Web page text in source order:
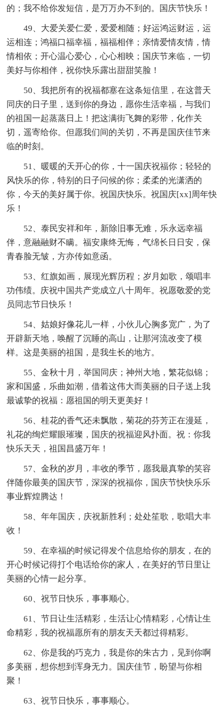
的；我不给你发短信，是万万办不到的。国庆节快乐！
49、大爱关爱仁爱，爱爱相随；好运鸿运财运，运
运相连；鸿福口福幸福，福福相伴；亲情爱情友情，情
情相依；开心温心爱心，心心相映；国庆节来临，一切
美好与你相伴，祝你快乐露出甜甜笑脸！
50、我把所有的祝福都塞在这条短信里，在这普天
同庆的日子里，送到你的身边，愿你生活幸福，与我们
的祖国一起蒸蒸日上！把这满街飞舞的彩带，化作关
切，遥寄给你。但愿我们间的关切，不再是国庆佳节来
临的时刻。
51、暖暖的天开心的你，十一国庆祝福你；轻轻的
风快乐的你，特别的日子问候的你；柔柔的光潇洒的
你，今天的美好属于你。祝国庆快乐。祝国庆[xx]周年快
乐！
52、泰民安祥和年，新除旧事无难，乐永远幸福
伴，意融融财不瞒。福安康终无悔，气绵长日日安，保
青春脸无皱，方亦传如意函。
53、红旗如画，展现光辉历程；岁月如歌，颂唱丰
功伟绩。庆祝中国共产党成立八十周年。祝愿敬爱的党
员同志节日快乐！
54、姑娘好像花儿一样，小伙儿心胸多宽广，为了
开辟新天地，唤醒了沉睡的高山，让那河流改变了模
样。这是美丽的祖国，是我生长的地方。
55、金秋十月，举国同庆；神州大地，繁花似锦；
家和国盛，乐曲如潮，借着这伟大而美丽的日子送上我
最诚挚的祝福：愿祖国的明天更美好！
56、桂花的香气还未飘散，菊花的芬芳正在漫延，
礼花的绚烂耀眼璀璨，国庆的祝福迎风扑面。祝：你我
快乐天天，祖国昌盛万年！
57、金秋的岁月，丰收的季节，愿我最真挚的笑容
伴随你最美的国庆节，深深的祝福你，国庆节快快乐乐
事业辉煌腾达！
58、年年国庆，庆祝新胜利；处处笙歌，歌唱大丰
收！
59、在幸福的时候记得发个信息给你的朋友，在的
开心时候记得打个电话给你的家人，在美好的节日里让
美丽的心情一起分享。
60、祝节日快乐，事事顺心。
61、节日让生活精彩，生活让心情精彩，心情让生
命精彩，我的祝福愿所有的朋友天天都过得精彩。
62、你是我的巧克力，我是你的朱古力，见到你啊
多美丽，想你想到浑身无力。国庆佳节，盼望与你相
聚！
63、祝节日快乐，事事顺心。